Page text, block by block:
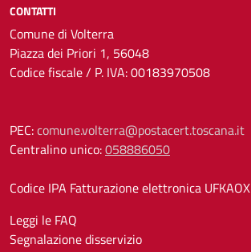
CONTATTI
Comune di Volterra
Piazza dei Priori 1, 56048
Codice fiscale / P. IVA: 00183970508
PEC:comune.volterra@postacert.toscana.it
Centralino unico:058886050
Codice IPA Fatturazione elettronica UFKAOX
Leggi le FAQ
Segnalazione disservizio